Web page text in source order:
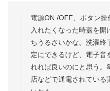
電源ON /OFF、ボタン
入れたくなった時蓋を
ちうるさいかな。洗濯終
定にできるけど、電子音
れれば良いのにと思う。
店などで通電されている